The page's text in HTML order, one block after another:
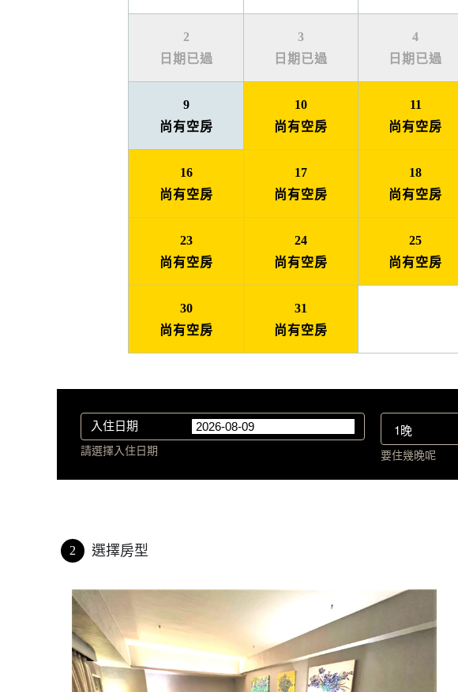
2
日期已過
3
日期已過
4
日期已過
9
尚有空房
10
尚有空房
11
尚有空房
16
尚有空房
17
尚有空房
18
尚有空房
23
尚有空房
24
尚有空房
25
尚有空房
30
尚有空房
31
尚有空房
入住日期
請選擇入住日期 要住幾晚呢
2 選擇房型